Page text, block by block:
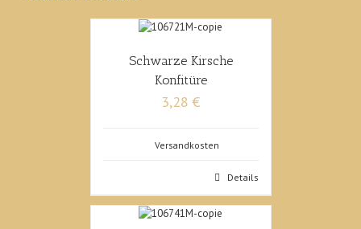
Schwarze Kirsche
Konfitüre
3,28 €
Versandkosten
Details